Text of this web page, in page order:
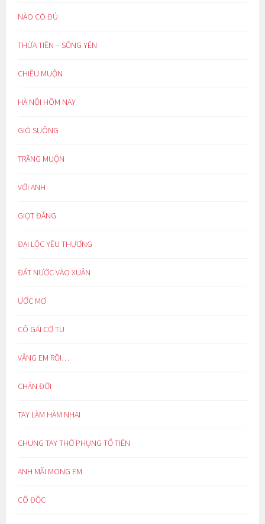
NÀO CÓ ĐỦ
THỪA TIỀN – SỐNG YÊN
CHIỀU MUỘN
HÀ NỘI HÔM NAY
GIÓ SUÔNG
TRĂNG MUỘN
VỚI ANH
GIỌT ĐẮNG
ĐẠI LỘC YÊU THƯƠNG
ĐẤT NƯỚC VÀO XUÂN
ƯỚC MƠ
CÔ GÁI CƠ TU
VẮNG EM RỒI…
CHÁN ĐỜI
TAY LÀM HÀM NHAI
CHUNG TAY THỜ PHỤNG TỔ TIÊN
ANH MÃI MONG EM
CÔ ĐỘC